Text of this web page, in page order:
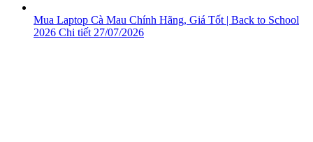
Mua Laptop Cà Mau Chính Hãng, Giá Tốt | Back to School
2026 Chi tiết 27/07/2026